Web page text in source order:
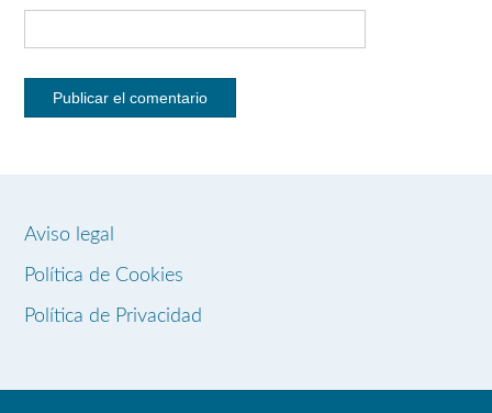
Aviso legal
Política de Cookies
Política de Privacidad